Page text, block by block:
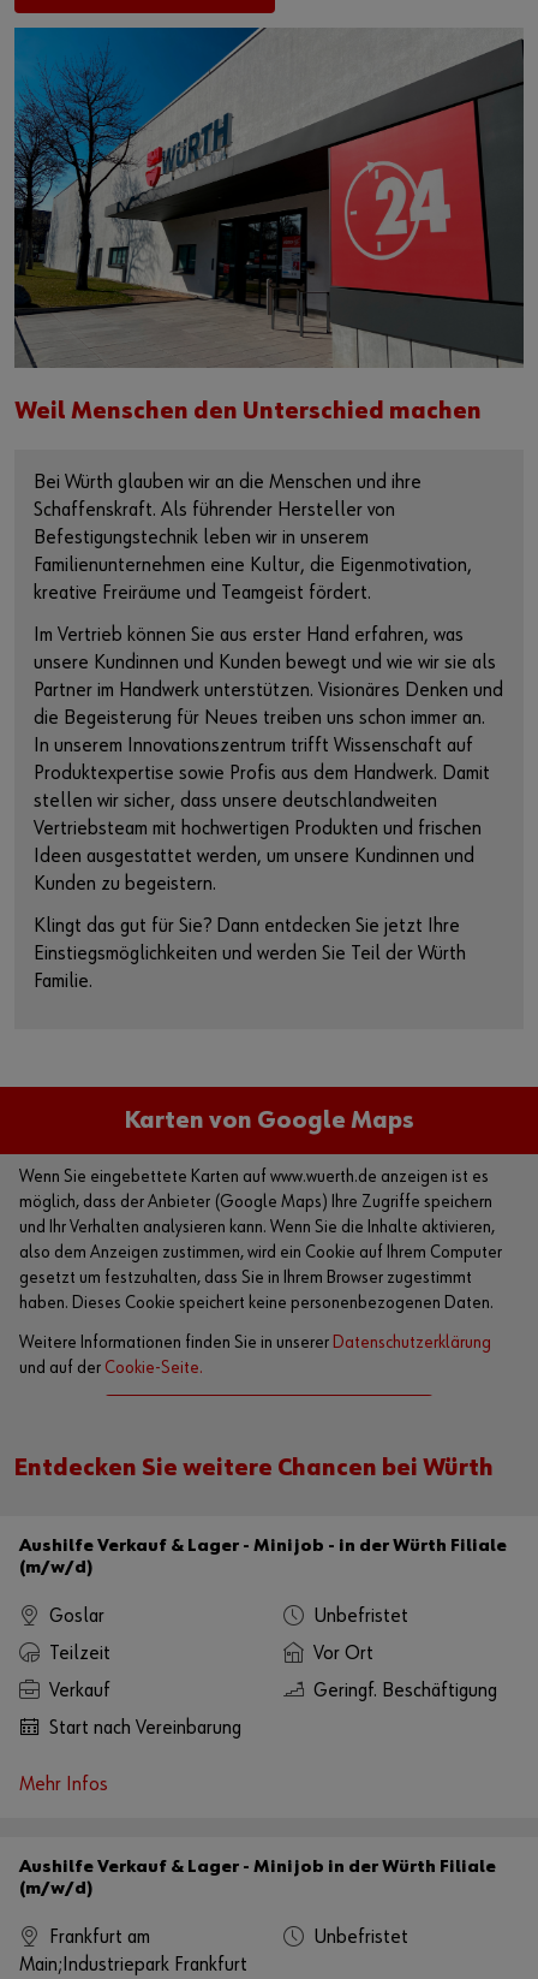
Weil Menschen den Unterschied machen
Bei Würth glauben wir an die Menschen und ihre
Schaffenskraft. Als führender Hersteller von
Befestigungstechnik leben wir in unserem
Familienunternehmen eine Kultur, die Eigenmotivation,
kreative Freiräume und Teamgeist fördert.
Im Vertrieb können Sie aus erster Hand erfahren, was
unsere Kundinnen und Kunden bewegt und wie wir sie als
Partner im Handwerk unterstützen. Visionäres Denken und
die Begeisterung für Neues treiben uns schon immer an.
In unserem Innovationszentrum trifft Wissenschaft auf
Produktexpertise sowie Profis aus dem Handwerk. Damit
stellen wir sicher, dass unsere deutschlandweiten
Vertriebsteam mit hochwertigen Produkten und frischen
Ideen ausgestattet werden, um unsere Kundinnen und
Kunden zu begeistern.
Klingt das gut für Sie? Dann entdecken Sie jetzt Ihre
Einstiegsmöglichkeiten und werden Sie Teil der Würth
Familie.
Karten von Google Maps
Wenn Sie eingebettete Karten auf www.wuerth.de anzeigen ist es
möglich, dass der Anbieter (Google Maps) Ihre Zugriffe speichern
und Ihr Verhalten analysieren kann. Wenn Sie die Inhalte aktivieren,
also dem Anzeigen zustimmen, wird ein Cookie auf Ihrem Computer
gesetzt um festzuhalten, dass Sie in Ihrem Browser zugestimmt
haben. Dieses Cookie speichert keine personenbezogenen Daten.
Weitere Informationen finden Sie in unserer Datenschutzerklärung
und auf der Cookie-Seite.
Alternativ können Sie auch diesen Link verwenden, um die Karte direkt
Entdecken Sie weitere Chancen bei Würth
Aushilfe Verkauf & Lager - Minijob - in der Würth Filiale
(m/w/d)
Goslar
Unbefristet
Teilzeit
Vor Ort
Verkauf
Geringf. Beschäftigung
Start nach Vereinbarung
Mehr Infos
Aushilfe Verkauf & Lager - Minijob in der Würth Filiale
(m/w/d)
Frankfurt am
Main;Industriepark Frankfurt
Unbefristet